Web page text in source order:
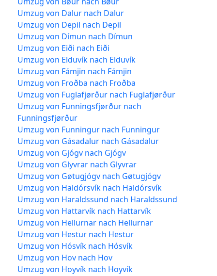
Umzug von Dalur nach Dalur
Umzug von Depil nach Depil
Umzug von Dímun nach Dímun
Umzug von Eiði nach Eiði
Umzug von Elduvík nach Elduvík
Umzug von Fámjin nach Fámjin
Umzug von Froðba nach Froðba
Umzug von Fuglafjørður nach Fuglafjørður
Umzug von Funningsfjørður nach
Funningsfjørður
Umzug von Funningur nach Funningur
Umzug von Gásadalur nach Gásadalur
Umzug von Gjógv nach Gjógv
Umzug von Glyvrar nach Glyvrar
Umzug von Gøtugjógv nach Gøtugjógv
Umzug von Haldórsvík nach Haldórsvík
Umzug von Haraldssund nach Haraldssund
Umzug von Hattarvík nach Hattarvík
Umzug von Hellurnar nach Hellurnar
Umzug von Hestur nach Hestur
Umzug von Hósvík nach Hósvík
Umzug von Hov nach Hov
Umzug von Hoyvík nach Hoyvík